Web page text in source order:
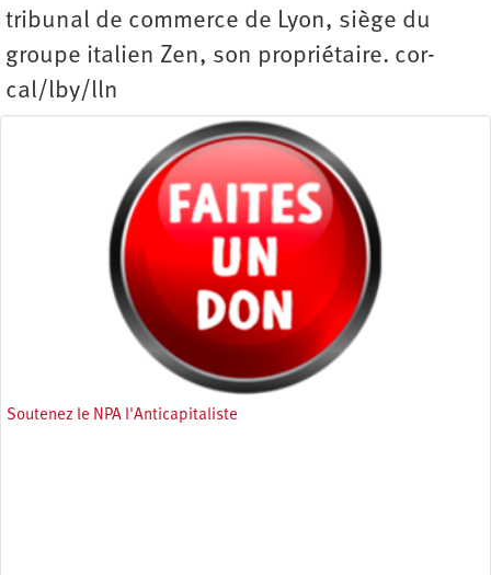
tribunal de commerce de Lyon, siège du
groupe italien Zen, son propriétaire. cor-
cal/lby/lln
Soutenez le NPA l'Anticapitaliste